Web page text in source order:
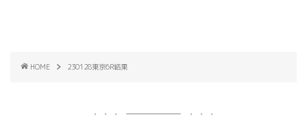
HOME 230128東京6R結果